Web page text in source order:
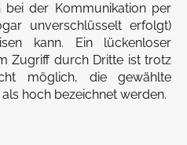
bei der Kommunikation per
unverschlüsselt erfolgt)
kann. Ein lückenloser
Zugriff durch Dritte ist trotz
möglich, die gewählte
hoch bezeichnet werden.